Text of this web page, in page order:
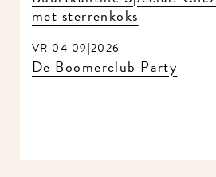
met sterrenkoks
VR 04|09|2026
De Boomerclub Party